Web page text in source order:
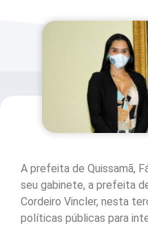
A prefeita de Quissamã,
seu gabinete, a prefeita
Cordeiro Vincler, nesta
políticas públicas para